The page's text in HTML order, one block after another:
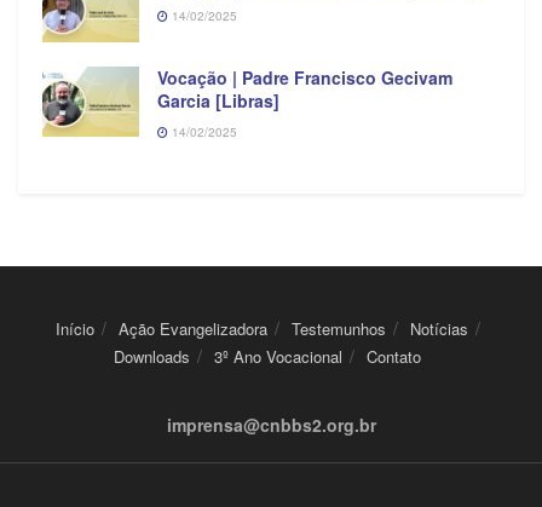
14/02/2025
Vocação | Padre Francisco Gecivam
Garcia [Libras]
14/02/2025
Início Ação Evangelizadora Testemunhos
Notícias
Downloads
3º Ano Vocacional Contato
imprensa@cnbbs2.org.br